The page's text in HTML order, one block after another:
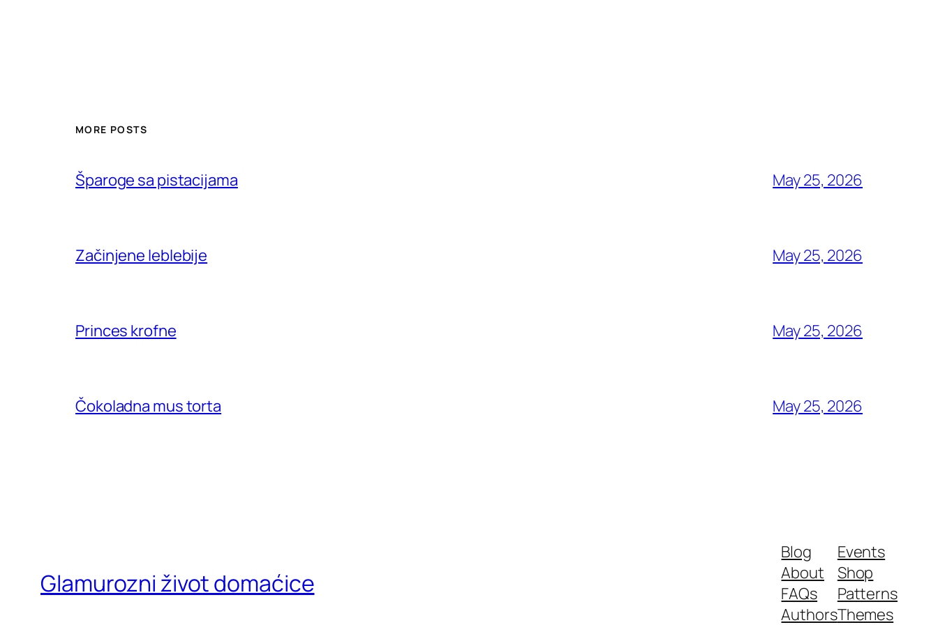
MORE POSTS
Šparoge sa pistacijama May 25, 2026
Začinjene leblebije May 25, 2026
Princes krofne May 25, 2026
Čokoladna mus torta May 25, 2026
Glamurozni život domaćice
Blog
About
FAQs
Authors
Events
Shop
Patterns
Themes